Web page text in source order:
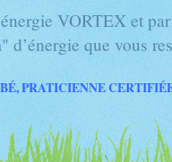
VORTEX et
d’énergie que vous
PRATICIENNE